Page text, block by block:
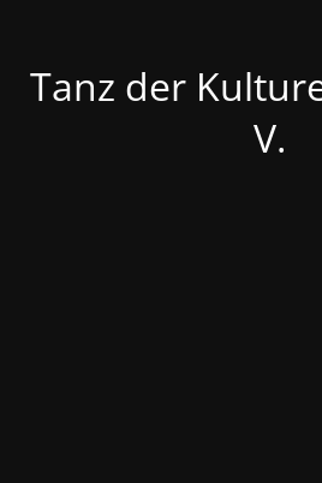
Tanz der
V.